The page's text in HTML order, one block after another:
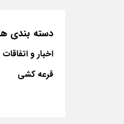
دسته بندی
اخبار و اتفاقات
قرعه کشی